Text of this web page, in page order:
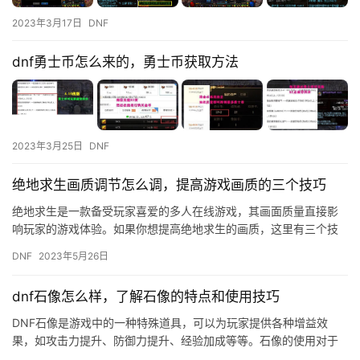
2023年3月17日 DNF
dnf勇士币怎么来的，勇士币获取方法
2023年3月25日 DNF
绝地求生画质调节怎么调，提高游戏画质的三个技巧
绝地求生是一款备受玩家喜爱的多人在线游戏，其画面质量直接影
响玩家的游戏体验。如果你想提高绝地求生的画质，这里有三个技
DNF 2023年5月26日
dnf石像怎么样，了解石像的特点和使用技巧
DNF石像是游戏中的一种特殊道具，可以为玩家提供各种增益效
果，如攻击力提升、防御力提升、经验加成等等。石像的使用对于